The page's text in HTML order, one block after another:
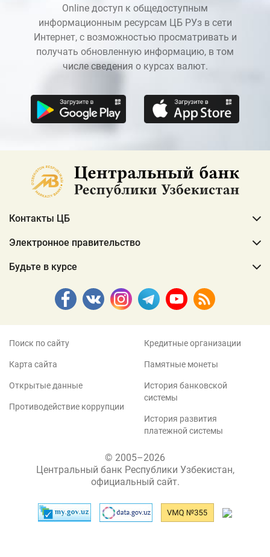
Online доступ к общедоступным
информационным ресурсам ЦБ РУз в сети
Интернет, с возможностью просматривать и
получать обновленную информацию, в том
числе сведения о курсах валют.
Контакты ЦБ
Электронное правительство
Будьте в курсе
Поиск по сайту
Карта сайта
Открытые данные
Противодействие коррупции
Кредитные организации
Памятные монеты
История банковской
системы
История развития
платежной системы
© 2005–2026
Центральный банк Республики Узбекистан,
официальный сайт.